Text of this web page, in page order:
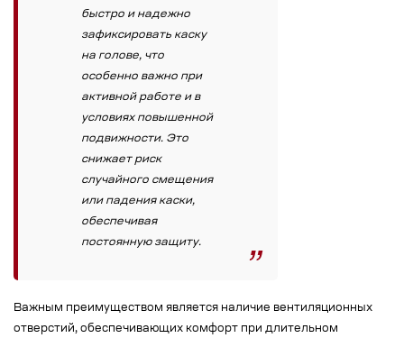
быстро и надежно
зафиксировать каску
на голове, что
особенно важно при
активной работе и в
условиях повышенной
подвижности. Это
снижает риск
случайного смещения
или падения каски,
обеспечивая
постоянную защиту.
Важным преимуществом является наличие вентиляционных
отверстий, обеспечивающих комфорт при длительном